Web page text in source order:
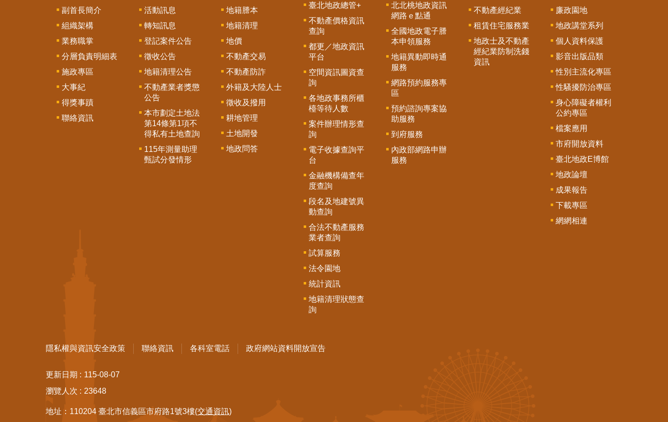
副首長簡介
組織架構
業務職掌
分層負責明細表
施政專區
大事紀
得獎事蹟
聯絡資訊
活動訊息
轉知訊息
登記案件公告
徵收公告
地籍清理公告
不動產業者獎懲
公告
本市劃定土地法
第14條第1項不
得私有土地查詢
115年測量助理
甄試分發情形
地籍謄本
地籍清理
地價
不動產交易
不動產防詐
外籍及大陸人士
徵收及撥用
耕地管理
土地開發
地政問答
臺北地政總管+
不動產價格資訊
查詢
都更／地政資訊
平台
空間資訊圖資查
詢
各地政事務所櫃
檯等待人數
案件辦理情形查
詢
電子收據查詢平
台
金融機構備查年
度查詢
段名及地建號異
動查詢
合法不動產服務
業者查詢
試算服務
法令園地
統計資訊
地籍清理狀態查
詢
北北桃地政資訊
網路ｅ點通
全國地政電子謄
本申領服務
地籍異動即時通
服務
網路預約服務專
區
預約諮詢專案協
助服務
到府服務
內政部網路申辦
服務
不動產經紀業
租賃住宅服務業
地政士及不動產
經紀業防制洗錢
資訊
廉政園地
地政講堂系列
個人資料保護
影音出版品類
性別主流化專區
性騷擾防治專區
身心障礙者權利
公約專區
檔案應用
市府開放資料
臺北地政E博館
地政論壇
成果報告
下載專區
網網相連
隱私權與資訊安全政策 聯絡資訊 各科室電話 政府網站資料開放宣告
更新日期
115-08-07
瀏覽人次
23648
地址：110204 臺北市信義區市府路1號3樓(交通資訊)